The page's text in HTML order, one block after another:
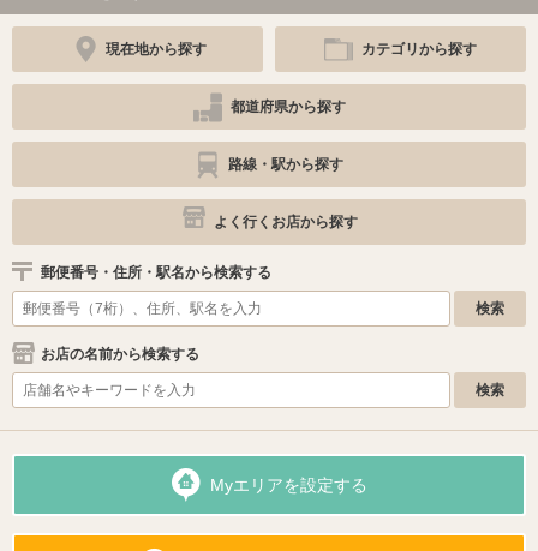
現在地から探す カテゴリから探す
都道府県から探す
路線・駅から探す
よく行くお店から探す
郵便番号・住所・駅名から検索する
お店の名前から検索する
Myエリアを設定する